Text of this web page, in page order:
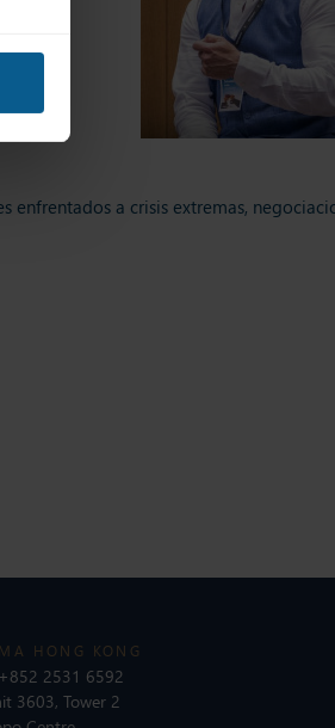
enfrentados a crisis extremas,
HONG KONG
+852 2531 6592
3603, Tower 2